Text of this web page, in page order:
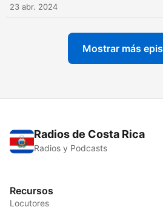
23 abr. 2024
Mostrar más
Radios de Costa Rica
Radios y Podcasts
Recursos
Locutores